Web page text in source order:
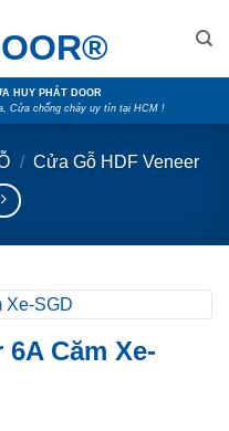
HUY PHÁT DOOR
Cửa chống cháy uy tín tại HCM !
/ Cửa Gỗ HDF Veneer
Căm Xe-